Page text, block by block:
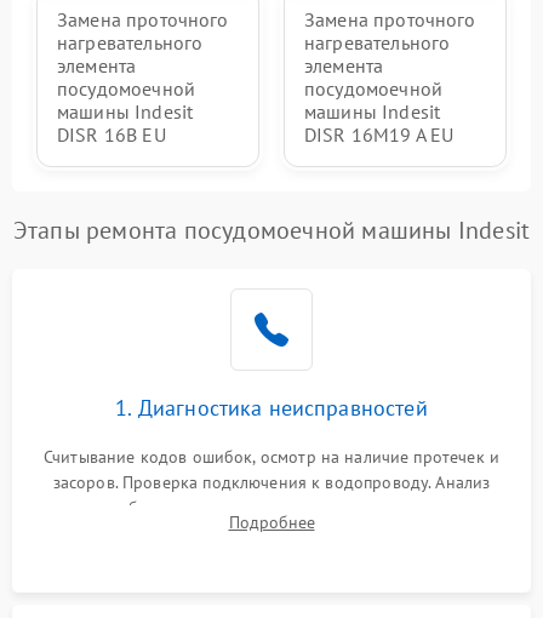
Замена проточного
нагревательного
элемента
посудомоечной
машины Indesit
DISR 16B EU
Замена проточного
нагревательного
элемента
посудомоечной
машины Indesit
DISR 16M19 A EU
Этапы ремонта посудомоечной машины Indesit
1. Диагностика неисправностей
Считывание кодов ошибок, осмотр на наличие протечек и
засоров. Проверка подключения к водопроводу. Анализ
жалоб на отсутствие слива, нагрева, вращения
разбрызгивателей или срабатывание системы защиты
Подробнее